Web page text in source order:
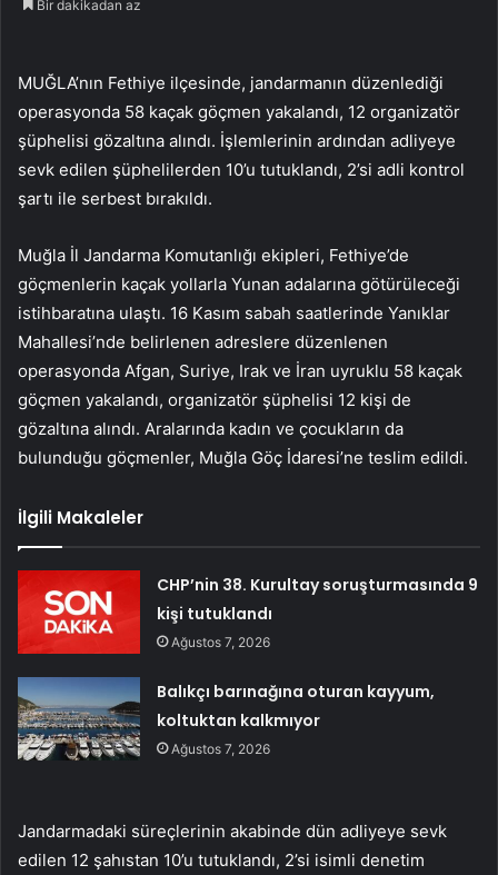
Bir dakikadan az
MUĞLA’nın Fethiye ilçesinde, jandarmanın düzenlediği
operasyonda 58 kaçak göçmen yakalandı, 12 organizatör
şüphelisi gözaltına alındı. İşlemlerinin ardından adliyeye
sevk edilen şüphelilerden 10’u tutuklandı, 2’si adli kontrol
şartı ile serbest bırakıldı.
Muğla İl Jandarma Komutanlığı ekipleri, Fethiye’de
göçmenlerin kaçak yollarla Yunan adalarına götürüleceği
istihbaratına ulaştı. 16 Kasım sabah saatlerinde Yanıklar
Mahallesi’nde belirlenen adreslere düzenlenen
operasyonda Afgan, Suriye, Irak ve İran uyruklu 58 kaçak
göçmen yakalandı, organizatör şüphelisi 12 kişi de
gözaltına alındı. Aralarında kadın ve çocukların da
bulunduğu göçmenler, Muğla Göç İdaresi’ne teslim edildi.
İlgili Makaleler
CHP’nin 38. Kurultay soruşturmasında 9
kişi tutuklandı
Ağustos 7, 2026
Balıkçı barınağına oturan kayyum,
koltuktan kalkmıyor
Ağustos 7, 2026
Jandarmadaki süreçlerinin akabinde dün adliyeye sevk
edilen 12 şahıstan 10’u tutuklandı, 2’si isimli denetim